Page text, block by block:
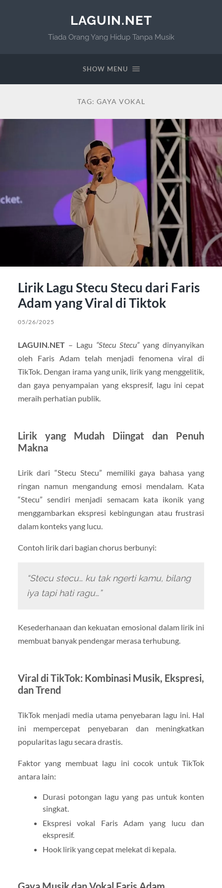
LAGUIN.NET
Tiada Orang Yang Hidup Tanpa Musik
SHOW MENU
TAG: GAYA VOKAL
Lirik Lagu Stecu Stecu dari Faris
Adam yang Viral di Tiktok
05/26/2025
LAGUIN.NET– Lagu “Stecu Stecu”yang dinyanyikan
oleh Faris Adam telah menjadi fenomena viral di
TikTok. Dengan irama yang unik, lirik yang menggelitik,
dan gaya penyampaian yang ekspresif, lagu ini cepat
meraih perhatian publik.
Lirik yang Mudah Diingat dan Penuh
Makna
Lirik dari “Stecu Stecu” memiliki gaya bahasa yang
ringan namun mengandung emosi mendalam. Kata
“Stecu” sendiri menjadi semacam kata ikonik yang
menggambarkan ekspresi kebingungan atau frustrasi
dalam konteks yang lucu.
Contoh lirik dari bagian chorus berbunyi:
“Stecu stecu… ku tak ngerti kamu, bilang
iya tapi hati ragu…”
Kesederhanaan dan kekuatan emosional dalam lirik ini
membuat banyak pendengar merasa terhubung.
Viral di TikTok: Kombinasi Musik, Ekspresi,
dan Trend
TikTok menjadi media utama penyebaran lagu ini. Hal
ini mempercepat penyebaran dan meningkatkan
popularitas lagu secara drastis.
Faktor yang membuat lagu ini cocok untuk TikTok
antara lain:
Durasi potongan lagu yang pas untuk konten
singkat.
Ekspresi vokal Faris Adam yang lucu dan
ekspresif.
Hook lirik yang cepat melekat di kepala.